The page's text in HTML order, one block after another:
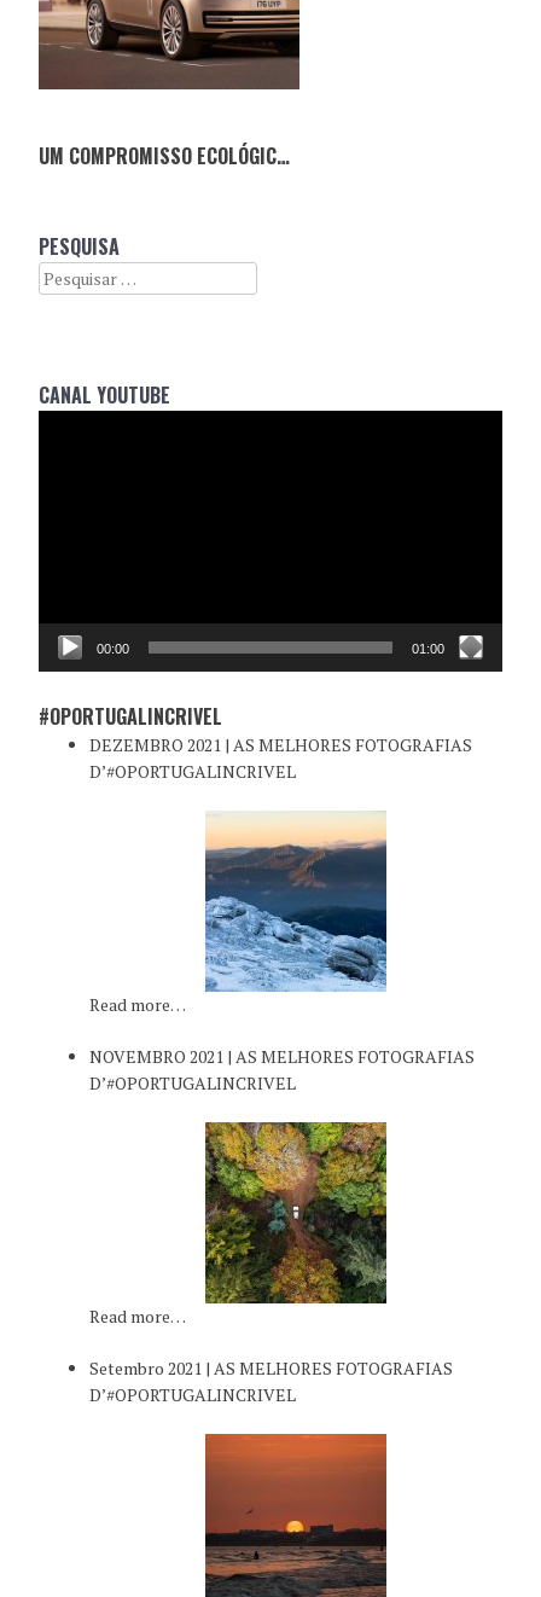
UM COMPROMISSO ECOLÓGICO — O NOVO RANGE ROVER 2022
PESQUISA
Search
CANAL YOUTUBE
00:00 01:00
#OPORTUGALINCRIVEL
DEZEMBRO 2021 | AS MELHORES FOTOGRAFIAS
D’#OPORTUGALINCRIVEL
Read more…
NOVEMBRO 2021 | AS MELHORES FOTOGRAFIAS
D’#OPORTUGALINCRIVEL
Read more…
Setembro 2021 | AS MELHORES FOTOGRAFIAS
D’#OPORTUGALINCRIVEL